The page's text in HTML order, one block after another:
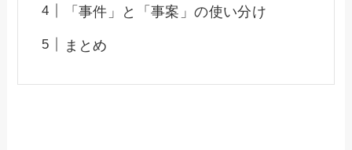
「事件」と「事案」の使い分け
まとめ